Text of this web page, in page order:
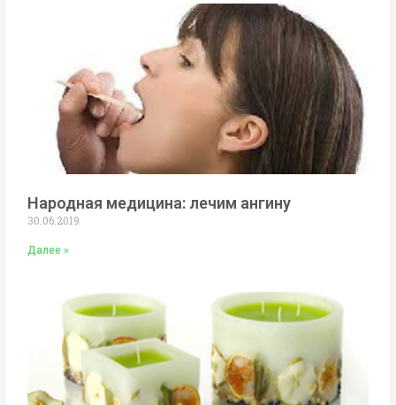
Народная медицина: лечим ангину
30.06.2019
Далее »